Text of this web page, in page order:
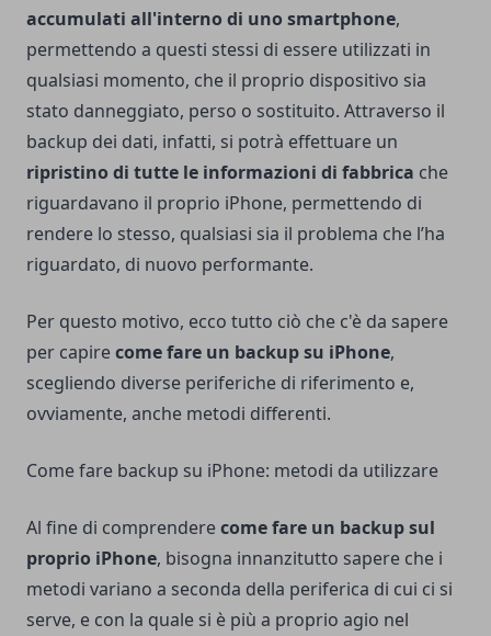
accumulati all'interno di uno smartphone,
permettendo a questi stessi di essere utilizzati in
qualsiasi momento, che il proprio dispositivo sia
stato danneggiato, perso o sostituito. Attraverso il
backup dei dati, infatti, si potrà effettuare un
ripristino di tutte le informazioni di fabbrica che
riguardavano il proprio iPhone, permettendo di
rendere lo stesso, qualsiasi sia il problema che l’ha
riguardato, di nuovo performante.
Per questo motivo, ecco tutto ciò che c'è da sapere
per capirecome fare un backup su iPhone,
scegliendo diverse periferiche di riferimento e,
ovviamente, anche metodi differenti.
Come fare backup su iPhone: metodi da utilizzare
Al fine di comprenderecome fare un backup sul
proprio iPhone, bisogna innanzitutto sapere che i
metodi variano a seconda della periferica di cui ci si
serve, e con la quale si è più a proprio agio nel